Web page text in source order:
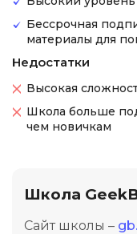
Бессрочная
материалы для
Недостатки
Высокая
Школа больше
чем новичкам
Школа
Сайт школы –